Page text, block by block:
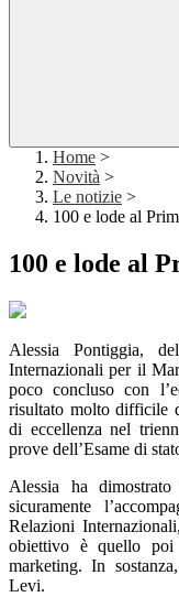
Home >
Novità >
Le notizie >
100 e lode al
100 e lode al
Alessia Pontiggia,
Internazionali per il
poco concluso con
risultato molto difficile
di eccellenza nel
prove dell’Esame di
Alessia ha
sicuramente
Relazioni
obiettivo è quello poi
marketing. In
Levi.